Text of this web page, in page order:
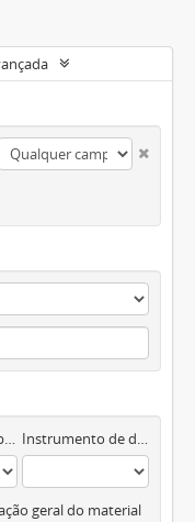
Objeto digital disponível Instrumento de descrição documental
geral do material